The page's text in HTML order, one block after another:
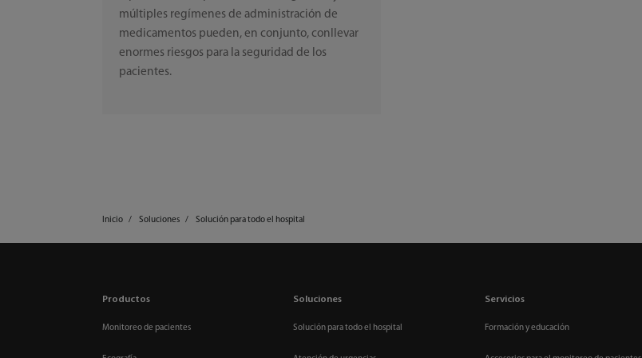
múltiples regímenes de administración de
medicamentos pueden, en conjunto, conllevar
enormes riesgos para la seguridad de los
pacientes.
Inicio Soluciones Solución para todo el hospital
Productos
Monitoreo de pacientes
Soluciones
Solución para todo el hospital
Servicios
Formación y educación